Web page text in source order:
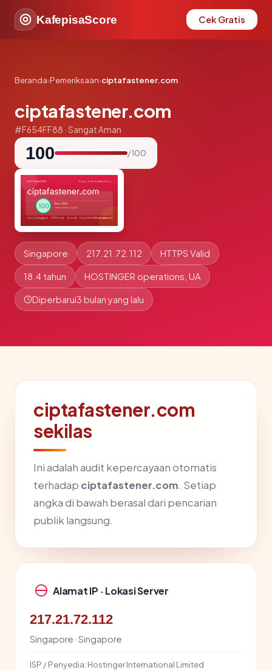
KafepisaScore Cek Gratis
Beranda›Pemeriksaan›ciptafastener.com
ciptafastener.com
#F654FF88 · Sangat Aman
100 / 100
Singapore 217.21.72.112 HTTPS Valid
18.4 tahun HOSTINGER operations, UA
Diperbarui3 bulan yang lalu
ciptafastener.com
sekilas
Ini adalah audit kepercayaan otomatis
terhadap ciptafastener.com. Setiap
angka di bawah berasal dari pencarian
publik langsung.
Alamat IP · Lokasi Server
217.21.72.112
Singapore · Singapore
ISP / Penyedia: Hostinger International Limited